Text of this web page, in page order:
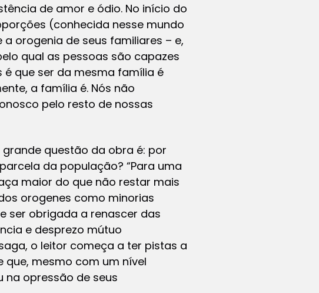
de amor e ódio. No início do
(conhecida nesse mundo
orogenia de seus familiares – e,
qual as pessoas são capazes
que ser da mesma família é
a família é. Nós não
pelo resto de nossas
questão da obra é: por
da população? “Para uma
maior do que não restar mais
orogenes como minorias
ser obrigada a renascer das
e desprezo mútuo
o leitor começa a ter pistas a
que, mesmo com um nível
na opressão de seus